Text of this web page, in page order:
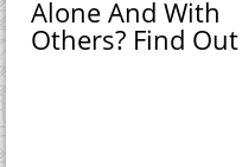
Alone And With
Others? Find Out